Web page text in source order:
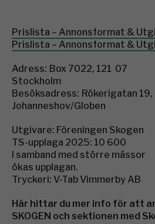
Prislista – Annonsformat &
Prislista – Annonsformat &
Adress: Box 7022, 121 07
Stockholm
Besöksadress: Rökerigatan 19,
Johanneshov/Globen
Utgivare: Föreningen Skogen
TS-upplaga 2025: 10 600
I samband med större mässor
ökas upplagan.
Tryckeri: V-Tab Vimmerby AB
Här hittar du mer info för att
SKOGEN och sektionen med